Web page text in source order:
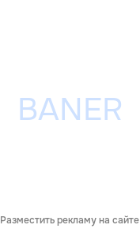
Разместить рекламу на сайте